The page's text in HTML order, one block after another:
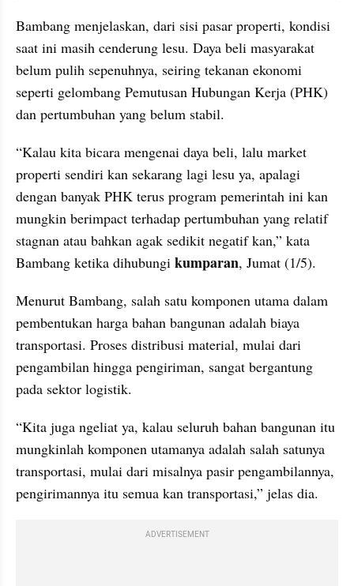
Bambang menjelaskan, dari sisi pasar properti, kondisi
saat ini masih cenderung lesu. Daya beli masyarakat
belum pulih sepenuhnya, seiring tekanan ekonomi
seperti gelombang Pemutusan Hubungan Kerja (PHK)
dan pertumbuhan yang belum stabil.
“Kalau kita bicara mengenai daya beli, lalu market
properti sendiri kan sekarang lagi lesu ya, apalagi
dengan banyak PHK terus program pemerintah ini kan
mungkin berimpact terhadap pertumbuhan yang relatif
stagnan atau bahkan agak sedikit negatif kan,” kata
Bambang ketika dihubungi kumparan, Jumat (1/5).
Menurut Bambang, salah satu komponen utama dalam
pembentukan harga bahan bangunan adalah biaya
transportasi. Proses distribusi material, mulai dari
pengambilan hingga pengiriman, sangat bergantung
pada sektor logistik.
“Kita juga ngeliat ya, kalau seluruh bahan bangunan itu
mungkinlah komponen utamanya adalah salah satunya
transportasi, mulai dari misalnya pasir pengambilannya,
pengirimannya itu semua kan transportasi,” jelas dia.
ADVERTISEMENT